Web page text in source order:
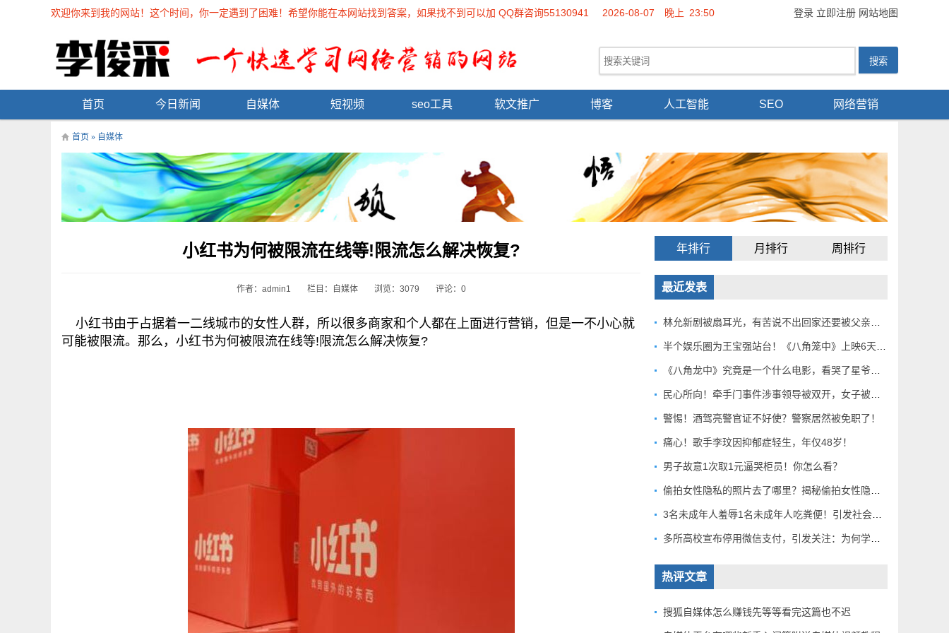
登录 立即注册 网站地图
欢迎你来到我的网站！这个时间，你一定遇到了困难！希望你能在本网站找到答案，如果找不到可以加 QQ群咨询55130941 2026-08-07 晚上 23:50
首页 今日新闻 自媒体 短视频 seo工具 软文推广 博客 人工智能 SEO 网络营销
首页 » 自媒体
小红书为何被限流在线等!限流怎么解决恢复?
作者：admin1 栏目： 自媒体 浏览：3079 评论：0
小红书由于占据着一二线城市的女性人群，所以很多商家和个人都在上面进行营销，但是一不小心就
可能被限流。那么，小红书为何被限流在线等!限流怎么解决恢复?
年排行 月排行 周排行
最近发表
警惕！酒驾亮警官证不好使？警察居然被免职了！
痛心！歌手李玟因抑郁症轻生，年仅48岁！
男子故意1次取1元逼哭柜员！你怎么看？
热评文章
搜狐自媒体怎么赚钱先等等看完这篇也不迟